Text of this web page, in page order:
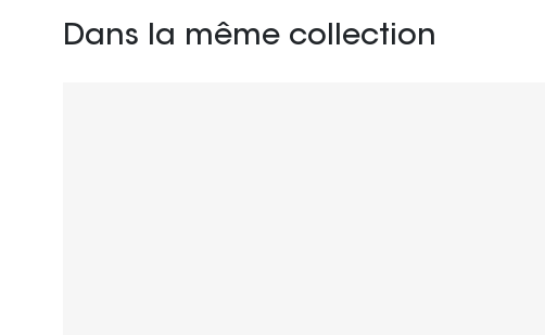
Dans la même collection